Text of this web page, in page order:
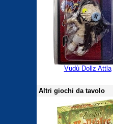
Vudù Dollz Attla
Altri giochi da tavolo